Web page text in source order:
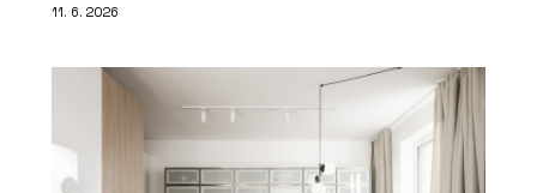
11. 6. 2026